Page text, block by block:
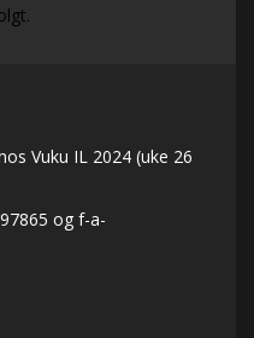
Vuku IL 2024 (uke 26
og f-a-